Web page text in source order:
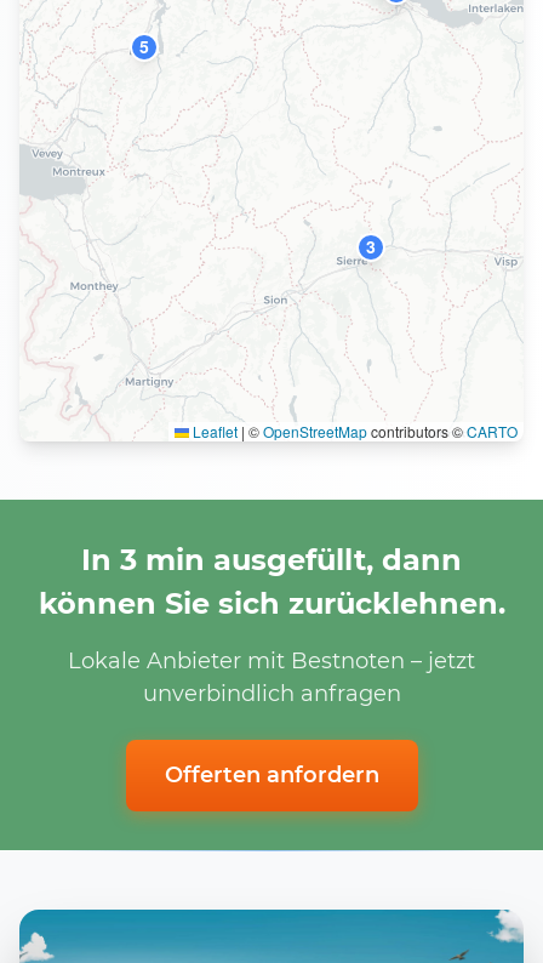
3
5
Leaflet | ©OpenStreetMapcontributors ©CARTO
In 3 min ausgefüllt, dann
können Sie sich zurücklehnen.
Lokale Anbieter mit Bestnoten – jetzt
unverbindlich anfragen
Offerten anfordern